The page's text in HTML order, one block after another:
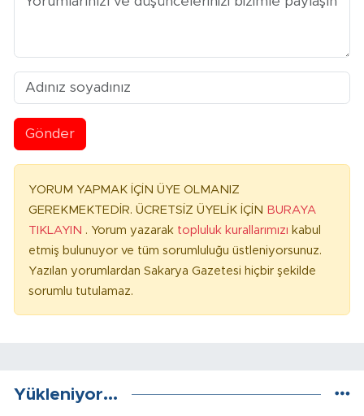
Gönder
YORUM YAPMAK İÇİN ÜYE OLMANIZ
GEREKMEKTEDİR. ÜCRETSİZ ÜYELİK İÇİN BURAYA
TIKLAYIN . Yorum yazarak topluluk kurallarımızı kabul
etmiş bulunuyor ve tüm sorumluluğu üstleniyorsunuz.
Yazılan yorumlardan Sakarya Gazetesi hiçbir şekilde
sorumlu tutulamaz.
Yükleniyor...